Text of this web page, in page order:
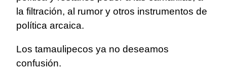
la filtración, al rumor y otros instrumentos de
política arcaica.
Los tamaulipecos ya no deseamos
confusión.